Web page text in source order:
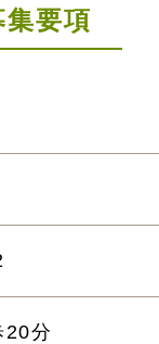
集要項
20分